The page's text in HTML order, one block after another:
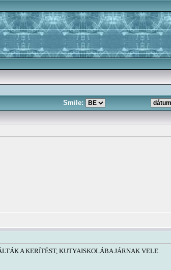
Smile:
A KERÍTÉST, KUTYAISKOLÁBA JÁRNAK VELE.